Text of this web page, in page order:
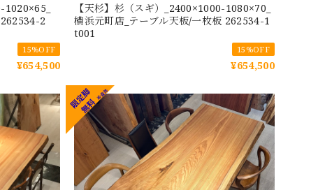
2
15%OFF
¥654,500
【天杉】杉（スギ）_2400×1000-1080×70_
横浜元町店_テーブル天板/一枚板 262534-1
t001
15%OFF
¥654,500